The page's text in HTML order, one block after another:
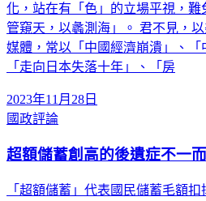
化，站在有「色」的立場平視，
管窺天，以蠡測海」。 君不見，
媒體，常以「中國經濟崩潰」、「
「走向日本失落十年」、「房
2023年11月28日
國政評論
超額儲蓄創高的後遺症不一
「超額儲蓄」代表國民儲蓄毛額